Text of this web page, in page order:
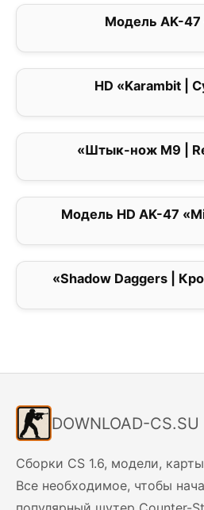
Модель AK-47
HD «Karambit |
«Штык-нож M9 |
Модель HD AK-47
«Shadow Daggers |
DOWNLOAD-CS.SU
Сборки CS 1.6, модели,
Все необходимое, чтобы